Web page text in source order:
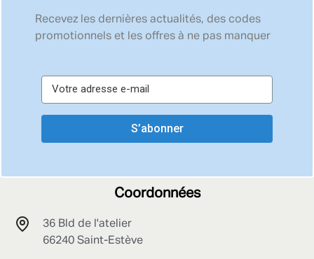
Recevez les dernières actualités, des codes
promotionnels et les offres à ne pas manquer
S’abonner
Coordonnées
36 Bld de l'atelier
66240 Saint-Estève